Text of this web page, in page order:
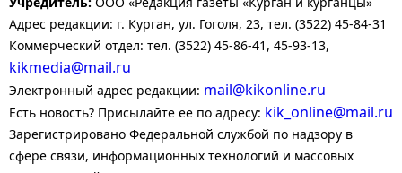
Адрес редакции: г. Курган, ул. Гоголя, 23, тел. (3522) 45-84-31
Коммерческий отдел: тел. (3522) 45-86-41, 45-93-13,
kikmedia@mail.ru
Электронный адрес редакции: mail@kikonline.ru
Есть новость? Присылайте ее по адресу: kik_online@mail.ru
Зарегистрировано Федеральной службой по надзору в
сфере связи, информационных технологий и массовых